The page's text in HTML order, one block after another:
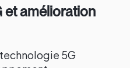
et amélioration
5G